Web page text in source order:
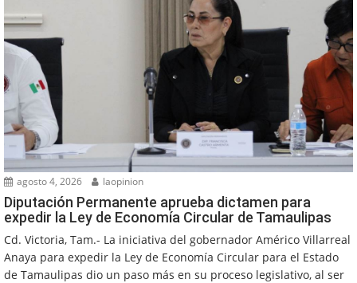
agosto 4, 2026 laopinion
Diputación Permanente aprueba dictamen para
expedir la Ley de Economía Circular de Tamaulipas
Cd. Victoria, Tam.- La iniciativa del gobernador Américo Villarreal
Anaya para expedir la Ley de Economía Circular para el Estado
de Tamaulipas dio un paso más en su proceso legislativo, al ser